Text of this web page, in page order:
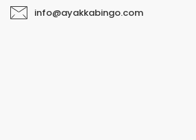
info@ayakkabingo.com